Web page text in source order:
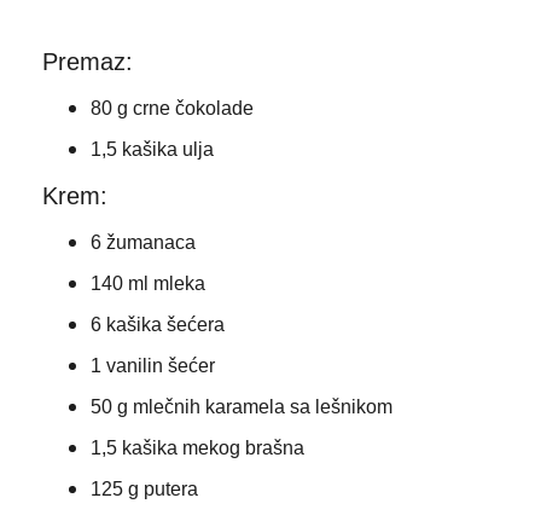
Premaz:
80 g crne čokolade
1,5 kašika ulja
Krem:
6 žumanaca
140 ml mleka
6 kašika šećera
1 vanilin šećer
50 g mlečnih karamela sa lešnikom
1,5 kašika mekog brašna
125 g putera